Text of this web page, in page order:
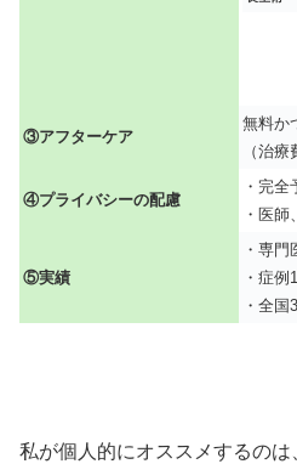
③アフターケア
無料か
（治療
④プライバシーの配慮
・完全
・医
⑤実績
・専門
・症例
・全国
私が個人的にオススメするの